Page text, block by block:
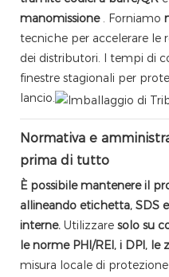
manomissione. Forniamo
tecniche per accelerare le
dei distributori. I tempi di
finestre stagionali per
lancio.
Normativa e
prima di tutto
È possibile mantenere il
allineando etichetta, SDS
interne. Utilizzare solo su
le norme PHI/REI, i DPI, le
misura locale di